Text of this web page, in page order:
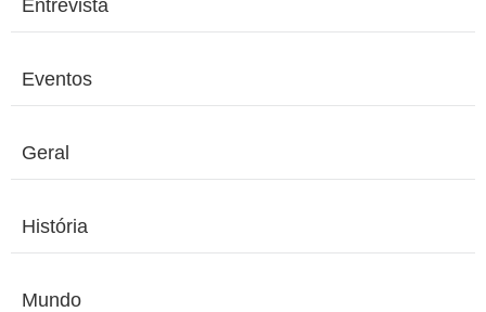
Entrevista
Eventos
Geral
História
Mundo